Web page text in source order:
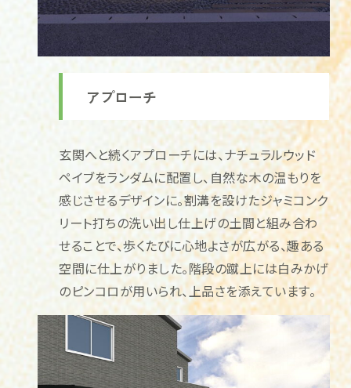
アプローチ
玄関へと続くアプローチには、ナチュラルウッド
ペイブをランダムに配置し、自然な木の温もりを
感じさせるデザインに。割溝を設けたジャミコンク
リート打ちの洗い出し仕上げの土間と組み合わ
せることで、歩くたびに心地よさが広がる、趣ある
空間に仕上がりました。階段の蹴上には白みかげ
のピンコロが用いられ、上品さを添えています。